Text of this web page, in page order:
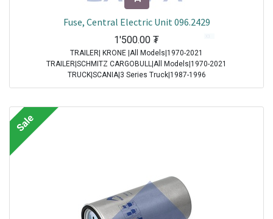
Fuse, Central Electric Unit 096.2429
1'500.00 ₮
TRAILER| KRONE |All Models|1970-2021
TRAILER|SCHMITZ CARGOBULL|All Models|1970-2021
TRUCK|SCANIA|3 Series Truck|1987-1996
TRUCK|IVECO|Eurocargo I|1991-2003
TRUCK|IVECO|Eurotech|1992-2002
TRUCK|DAF|CF75|2001-2013
TRUCK|DAF|CF85|2001-2013
TRUCK|DAF|XF95|2002-2006
Sale